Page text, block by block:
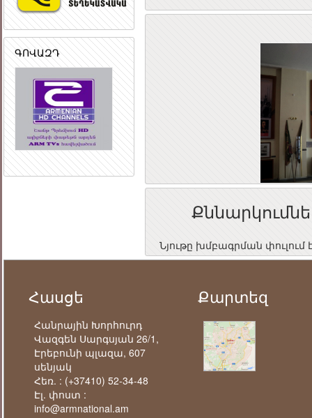
ԳՈՎԱԶԴ
Նյութը խմբագրման փուլում է
Հասցե
Հանրային Խորհուրդ
Վազգեն Սարգսյան 26/1,
Էրեբունի պլազա, 607
սենյակ
Հեռ. : (+37410) 52-34-48
Էլ. փոստ :
info@armnational.am
Քարտեզ